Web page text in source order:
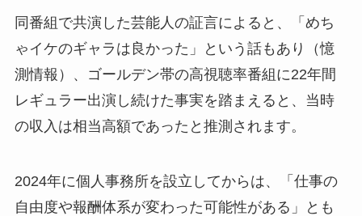
同番組で共演した芸能人の証言によると、「めち
ゃイケのギャラは良かった」という話もあり（憶
測情報）、ゴールデン帯の高視聴率番組に22年間
レギュラー出演し続けた事実を踏まえると、当時
の収入は相当高額であったと推測されます。
2024年に個人事務所を設立してからは、「仕事の
自由度や報酬体系が変わった可能性がある」とも